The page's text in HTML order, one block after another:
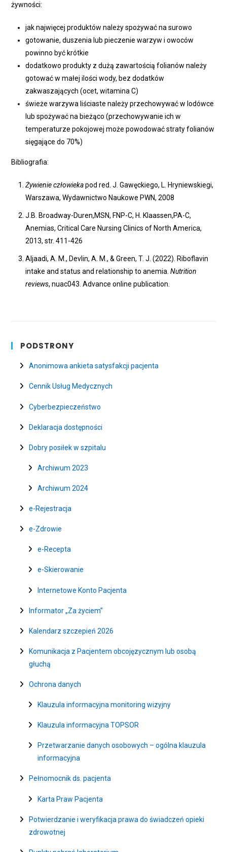
żywności:
jak najwięcej produktów należy spożywać na surowo
gotowanie, duszenia lub pieczenie warzyw i owoców
powinno być krótkie
dodatkowo produkty z dużą zawartością folianów należy
gotować w małej ilości wody, bez dodatków
zakwaszających (ocet, witamina C)
świeże warzywa liściaste należy przechowywać w lodówce
lub spożywać na bieżąco (przechowywanie ich w
temperaturze pokojowej może powodować straty folianów
sięgające do 70%)
Bibliografia:
Żywienie człowiekapod red. J. Gawęckiego, L. Hryniewskiegi,
Warszawa, Wydawnictwo Naukowe PWN, 2008
J.B. Broadway-Duren,MSN, FNP-C, H. Klaassen,PA-C,
Anemias, Critical Care Nursing Clinics of North America,
2013, str. 411-426
Aljaadi, A. M., Devlin, A. M., & Green, T. J. (2022). Riboflavin
intake and status and relationship to anemia.Nutrition
reviews, nuac043. Advance online publication.
PODSTRONY
Anonimowa ankieta satysfakcji pacjenta
Cennik Usług Medycznych
Cyberbezpieczeństwo
Deklaracja dostępności
Dobry posiłek w szpitalu
Archiwum 2023
Archiwum 2024
e-Rejestracja
e-Zdrowie
e-Recepta
e-Skierowanie
Internetowe Konto Pacjenta
Informator „Za życiem”
Kalendarz szczepień 2026
Komunikacja z Pacjentem obcojęzycznym lub osobą
głuchą
Ochrona danych
Klauzula informacyjna monitoring wizyjny
Klauzula informacyjna TOPSOR
Przetwarzanie danych osobowych – ogólna klauzula
informacyjna
Pełnomocnik ds. pacjenta
Karta Praw Pacjenta
Potwierdzanie i weryfikacja prawa do świadczeń opieki
zdrowotnej